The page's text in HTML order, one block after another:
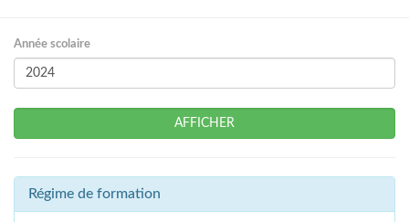
Année scolaire
AFFICHER
Régime de formation